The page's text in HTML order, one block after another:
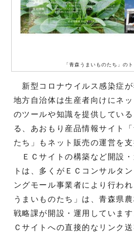
「青森うまいものたち」の
新型コロナウイルス感染症が
地方自治体は生産者向けにネ
のツールや知識を提供してい
る、あおもり産品情報サイト
たち」もネット販売の運営を支
ＥＣサイトの構築など開設・
トは、多くがＥＣコンサルタ
ングモール事業者により行わ
うまいものたち」は、青森県
戦略課が開設・運用していま
Ｃサイトへの直接的なリンク